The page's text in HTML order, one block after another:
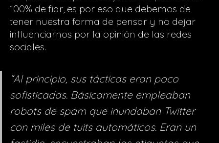
100% de fiar, es por eso que debemos de
tener nuestra forma de pensar y no dejar
influenciarnos por la opinión de las redes
sociales.
“Al principio, sus tácticas eran poco
sofisticadas. Básicamente empleaban
robots de spam que inundaban Twitter
con miles de tuits automáticos. Eran un